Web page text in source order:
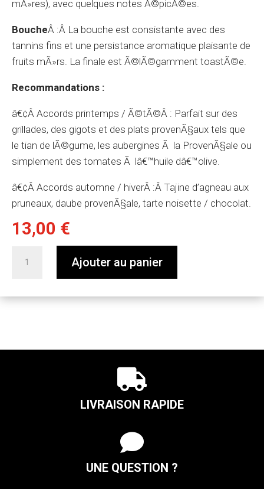
mÃ»res), avec quelques notes Ã©picÃ©es.
BoucheÂ :Â La bouche est consistante avec des
tannins fins et une persistance aromatique plaisante de
fruits mÃ»rs. La finale est Ã©lÃ©gamment toastÃ©e.
Recommandations :
â€¢Â Accords printemps / Ã©tÃ©Â : Parfait sur des
grillades, des gigots et des plats provenÃ§aux tels que
le tian de lÃ©gume, les aubergines Ã la ProvenÃ§ale ou
simplement des tomates Ã lâ€™huile dâ€™olive.
â€¢Â Accords automne / hiverÂ :Â Tajine d’agneau aux
pruneaux, daube provenÃ§ale, tarte noisette / chocolat.
13,00 €
DE
-
Ajouter au panier

LIVRAISON RAPIDE

UNE QUESTION ?